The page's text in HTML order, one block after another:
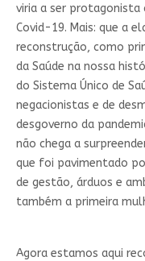
viria a ser protagonista
Covid-19. Mais: que a
reconstrução, como
da Saúde na nossa
do Sistema Único de
negacionistas e de
desgoverno da
não chega a
que foi pavimentado
de gestão, árduos e
também a primeira
Agora estamos aqui